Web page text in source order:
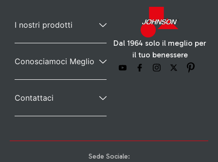
Dal 1964 solo il meglio per
il tuo benessere
I nostri prodotti
Conosciamoci Meglio
Contattaci
Sede Sociale: